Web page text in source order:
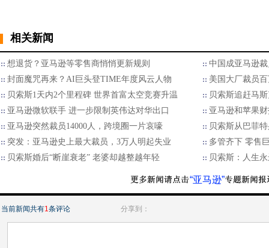
相关新闻
想退货？亚马逊等零售商悄悄更新规则
中国成亚马逊
封面魔咒再来？AI巨头登TIME年度风云人物
美国大厂裁员
贝索斯1天内2个里程碑 世界首富太空竞赛升温
贝索斯追赶马
亚马逊微软联手 进一步限制英伟达对华出口
亚马逊和苹果
亚马逊突然裁员14000人，跨境圈一片哀嚎
贝索斯从巴菲
突发：亚马逊史上最大裁员，3万人明起失业
多管齐下 零售
贝索斯婚后“断崖衰老” 老婆却越整越年轻
贝索斯：人生
“亚马逊”
当前新闻共有1条评论 分享到：